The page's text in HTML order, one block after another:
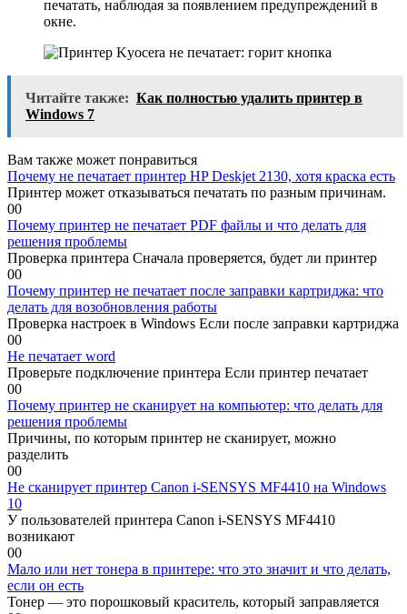
печатать, наблюдая за появлением предупреждений в
окне.
Читайте также: Как полностью удалить принтер в
Windows 7
Вам также может понравиться
Почему не печатает принтер HP Deskjet 2130, хотя краска есть
Принтер может отказываться печатать по разным причинам.
00
Почему принтер не печатает PDF файлы и что делать для
решения проблемы
Проверка принтера Сначала проверяется, будет ли принтер
00
Почему принтер не печатает после заправки картриджа: что
делать для возобновления работы
Проверка настроек в Windows Если после заправки картриджа
00
Не печатает word
Проверьте подключение принтера Если принтер печатает
00
Почему принтер не сканирует на компьютер: что делать для
решения проблемы
Причины, по которым принтер не сканирует, можно
разделить
00
Не сканирует принтер Canon i-SENSYS MF4410 на Windows
10
У пользователей принтера Canon i-SENSYS MF4410
возникают
00
Мало или нет тонера в принтере: что это значит и что делать,
если он есть
Тонер — это порошковый краситель, который заправляется